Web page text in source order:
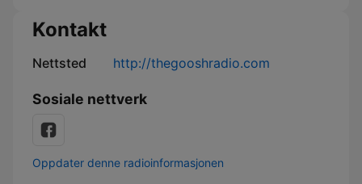
Kontakt
Nettsted http://thegooshradio.com
Sosiale nettverk
Oppdater denne radioinformasjonen